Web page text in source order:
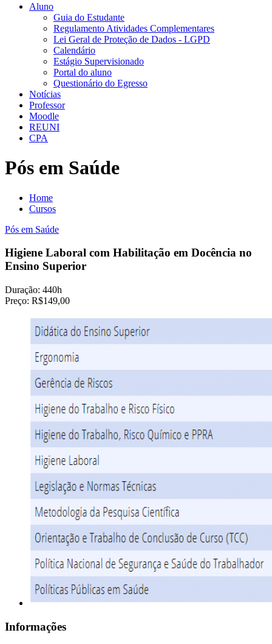
Aluno
Guia do Estudante
Regulamento Atividades Complementares
Lei Geral de Proteção de Dados - LGPD
Calendário
Estágio Supervisionado
Portal do aluno
Questionário do Egresso
Notícias
Professor
Moodle
REUNI
CPA
Pós em Saúde
Home
Cursos
Pós em Saúde
Higiene Laboral com Habilitação em Docência no
Ensino Superior
Duração: 440h
Preço: R$149,00
Informações